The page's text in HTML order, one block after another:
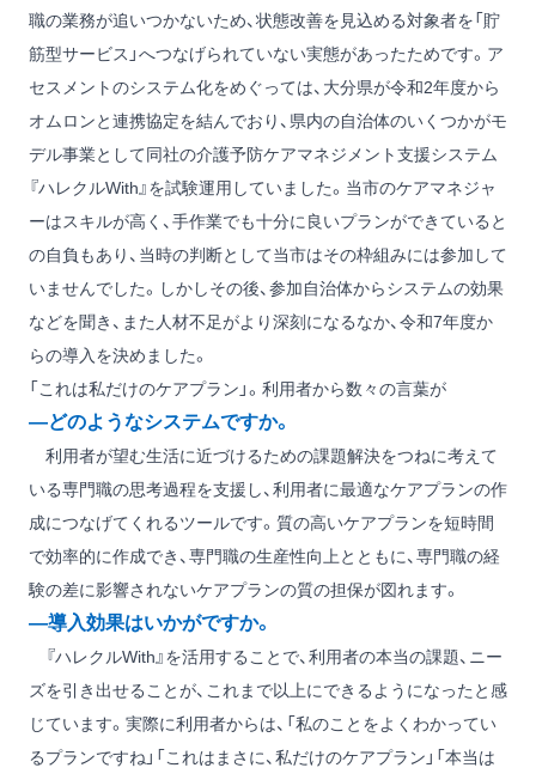
職の業務が追いつかないため、状態改善を見込める対象者を「貯
筋型サービス」へつなげられていない実態があったためです。ア
セスメントのシステム化をめぐっては、大分県が令和2年度から
オムロンと連携協定を結んでおり、県内の自治体のいくつかがモ
デル事業として同社の介護予防ケアマネジメント支援システム
『ハレクルWith』を試験運用していました。当市のケアマネジャ
ーはスキルが高く、手作業でも十分に良いプランができていると
の自負もあり、当時の判断として当市はその枠組みには参加して
いませんでした。しかしその後、参加自治体からシステムの効果
などを聞き、また人材不足がより深刻になるなか、令和7年度か
らの導入を決めました。
「これは私だけのケアプラン」。利用者から数々の言葉が
―どのようなシステムですか。
利用者が望む生活に近づけるための課題解決をつねに考えて
いる専門職の思考過程を支援し、利用者に最適なケアプランの作
成につなげてくれるツールです。質の高いケアプランを短時間
で効率的に作成でき、専門職の生産性向上とともに、専門職の経
験の差に影響されないケアプランの質の担保が図れます。
―導入効果はいかがですか。
『ハレクルWith』を活用することで、利用者の本当の課題、ニー
ズを引き出せることが、これまで以上にできるようになったと感
じています。実際に利用者からは、「私のことをよくわかってい
るプランですね」「これはまさに、私だけのケアプラン」「本当は